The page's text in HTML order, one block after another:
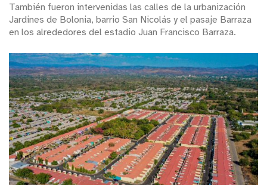
También fueron intervenidas las calles de la urbanización
Jardines de Bolonia, barrio San Nicolás y el pasaje Barraza
en los alrededores del estadio Juan Francisco Barraza.